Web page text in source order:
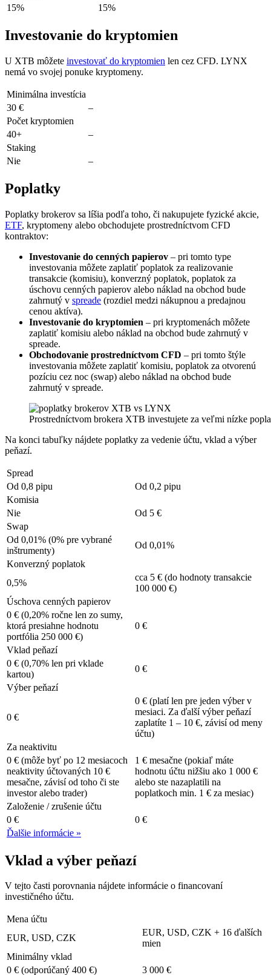
15%
15%
Investovanie do kryptomien
U XTB môžete investovať do kryptomien len cez CFD. LYNX
nemá vo svojej ponuke kryptomeny.
Minimálna investícia
30 €
–
Počet kryptomien
40+
–
Staking
Nie
–
Poplatky
Poplatky brokerov sa líšia podľa toho, či nakupujete fyzické akcie,
ETF, kryptomeny alebo obchodujete prostredníctvom CFD
kontraktov:
Investovanie do cenných papierov – pri tomto type
investovania môžete zaplatiť poplatok za realizovanie
transakcie (komisiu), konverzný poplatok, poplatok za
úschovu cenných papierov alebo náklad na obchod bude
zahrnutý v spreade (rozdiel medzi nákupnou a predajnou
cenou aktíva).
Investovanie do kryptomien – pri kryptomenách môžete
zaplatiť komisiu alebo náklad na obchod bude zahrnutý v
spreade.
Obchodovanie prostredníctvom CFD – pri tomto štýle
investovania môžete zaplatiť komisiu, poplatok za otvorenú
pozíciu cez noc (swap) alebo náklad na obchod bude
zahrnutý v spreade.
Prostredníctvom brokera XTB investujete za veľmi nízke
Na konci tabuľky nájdete poplatky za vedenie účtu, vklad a výber
peňazí.
Spread
Od 0,8 pipu
Od 0,2 pipu
Komisia
Nie
Od 5 €
Swap
Od 0,01% (0% pre vybrané
inštrumenty)
Od 0,01%
Konverzný poplatok
0,5%
cca 5 € (do hodnoty transakcie
100 000 €)
Úschova cenných papierov
0 € (0,20% ročne len zo sumy,
ktorá presiahne hodnotu
portfólia 250 000 €)
0 €
Vklad peňazí
0 € (0,70% len pri vklade
kartou)
0 €
Výber peňazí
0 €
0 € (platí len pre jeden výber v
mesiaci. Za ďalší výber peňazí
zaplatíte 1 – 10 €, závisí od meny
účtu)
Za neaktivitu
0 € (môže byť po 12 mesiacoch
neaktivity účtovaných 10 €
mesačne, závisí od toho či ste
investor alebo trader)
1 € mesačne (pokiaľ máte
hodnotu účtu nižšiu ako 1 000 €
alebo ste nazaplatili na
poplatkoch min. 1 € za mesiac)
Založenie / zrušenie účtu
0 €
0 €
Ďalšie informácie »
Vklad a výber peňazí
V tejto časti porovnania nájdete informácie o financovaní
investičného účtu.
Mena účtu
EUR, USD, CZK
EUR, USD, CZK + 16 ďalších
mien
Minimálny vklad
0 € (odporúčaný 400 €)
3 000 €